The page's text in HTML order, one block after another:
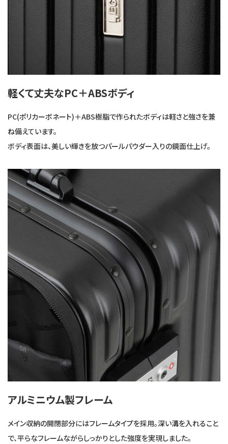
軽くて丈夫なPC＋ABSボディ
PC(ポリカーボネート)＋ABS樹脂で作られたボディは軽さと強さを兼
ね備えています。
ボディ表面は、美しい輝きを放つパールパウダー入りの鏡面仕上げ。
アルミニウム製フレーム
メイン収納の開閉部分にはフレームタイプを採用。深い溝を入れること
で、平らなフレームながらしっかりとした強度を実現しました。